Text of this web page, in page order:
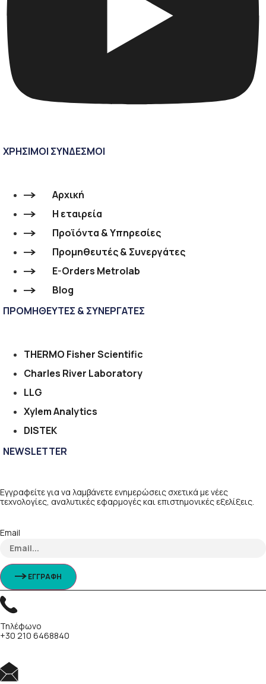
ΧΡΗΣΙΜΟΙ ΣΥΝΔΕΣΜΟΙ
Αρχική
Η εταιρεία
Προϊόντα & Υπηρεσίες
Προμηθευτές & Συνεργάτες
E-Orders Metrolab
Blog
ΠΡΟΜΗΘΕΥΤΕΣ & ΣΥΝΕΡΓΑΤΕΣ
THERMO Fisher Scientific
Charles River Laboratory
LLG
Xylem Analytics
DISTEK
NEWSLETTER
Εγγραφείτε για να λαμβάνετε ενημερώσεις σχετικά με νέες
τεχνολογίες, αναλυτικές εφαρμογές και επιστημονικές εξελίξεις.
Email
ΕΓΓΡΑΦΗ
Τηλέφωνο
+30 210 6468840